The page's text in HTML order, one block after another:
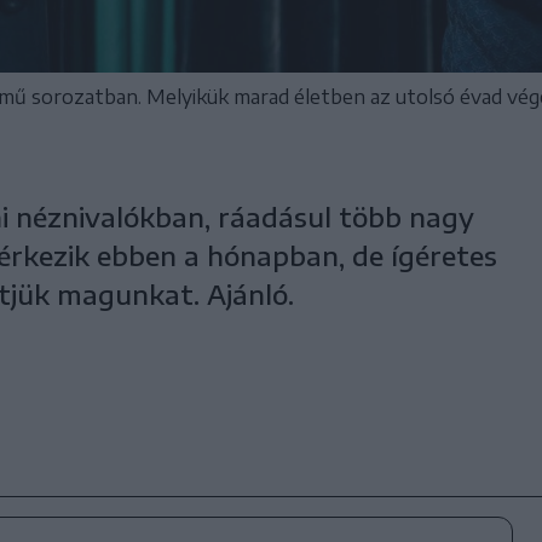
sorozatban. Melyikük marad életben az utolsó évad
néznivalókban, ráadásul több nagy
ebben a hónapban, de ígéretes
magunkat. Ajánló.